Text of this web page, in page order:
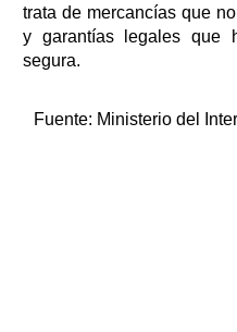
trata de mercancías que
y garantías legales que
segura.
Fuente: Ministerio del